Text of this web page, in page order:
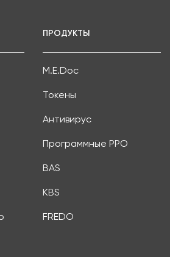
ПРОДУКТЫ
M.E.Doc
Токены
Антивирус
Программные РРО
BAS
KBS
FREDO